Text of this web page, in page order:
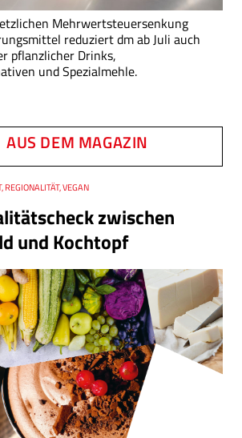
Mehrwertsteuersenkung
reduziert dm ab Juli auch
pflanzlicher Drinks,
und Spezialmehle.
AUS DEM MAGAZIN
zwischen
und Kochtopf
REGIONALITÄT, VEGAN